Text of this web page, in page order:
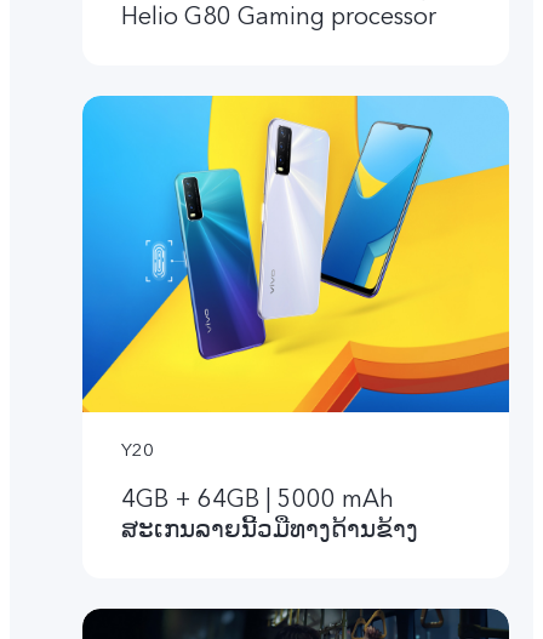
Helio G80 Gaming processor
Y20
4GB + 64GB | 5000 mAh
ສະເກນລາຍນີ້ວມືທາງດ້ານຂ້າງ